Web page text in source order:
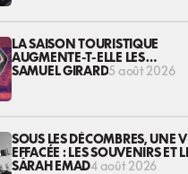
LA SAISON TOURISTIQUE
AUGMENTE-T-ELLE LES
VIOLENCES CONTRE LES
SAMUEL GIRARD5 août 2026
SOUS LES DÉCOMBRES, UNE
EFFACÉE : LES SOUVENIRS ET
RÊVES PERDUS DES
SARAH EMAD4 août 2026